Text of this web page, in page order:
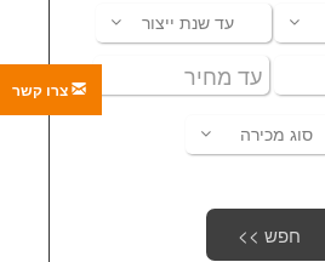
עד שנת ייצור
סוג מכירה
צרו קשר